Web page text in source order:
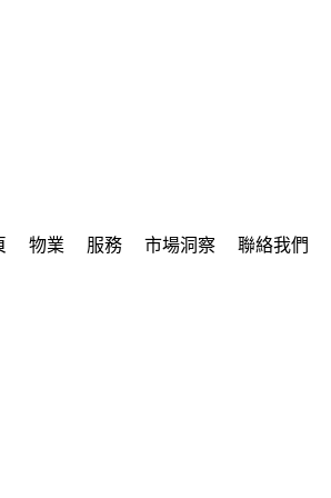
物業 服務 市場洞察 聯絡我們